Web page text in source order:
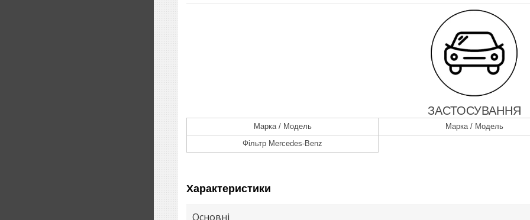
ЗАСТОСУВАННЯ
Марка / Модель Марка / Модель
Фільтр Mercedes-Benz
Характеристики
Основні